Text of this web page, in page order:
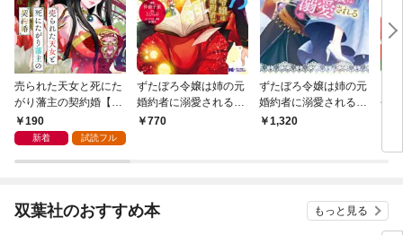
売られた天女と死にた
がり藩主の契約婚【単
話】１
190
新着 試読フル
ずたぼろ令嬢は姉の元
婚約者に溺愛される
（コミック） 1
770
ずたぼろ令嬢は姉の元
婚約者に溺愛される
（ノベル）
1,320
長
カ
双葉社のおすすめ本 もっと見る